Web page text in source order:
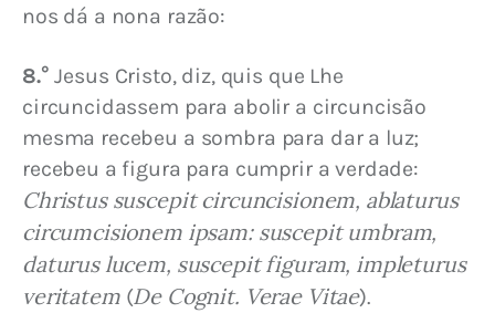
nos dá a nona razão:
8.° Jesus Cristo, diz, quis que Lhe
circuncidassem para abolir a circuncisão
mesma recebeu a sombra para dar a luz;
recebeu a figura para cumprir a verdade:
Christus suscepit circuncisionem, ablaturus
circumcisionem ipsam: suscepit umbram,
daturus lucem, suscepit figuram, impleturus
veritatem (De Cognit. Verae Vitae).